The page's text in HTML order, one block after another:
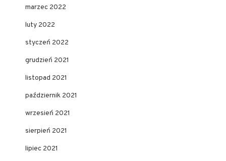
marzec 2022
luty 2022
styczeń 2022
grudzień 2021
listopad 2021
październik 2021
wrzesień 2021
sierpień 2021
lipiec 2021